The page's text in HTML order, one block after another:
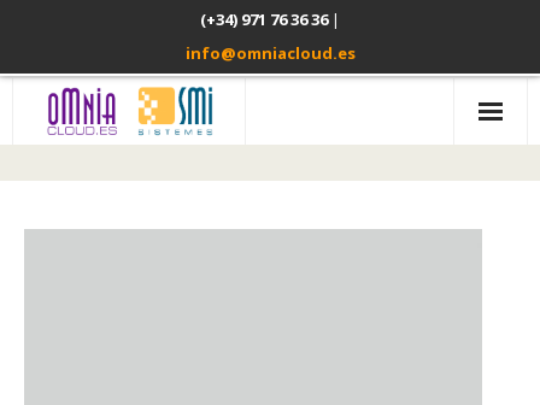
(+34) 971 76 36 36|
info@omniacloud.es